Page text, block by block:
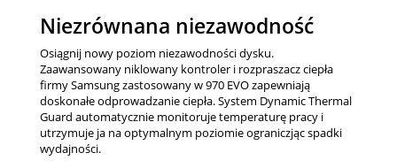
Niezrównana niezawodność
Osiągnij nowy poziom niezawodności dysku.
Zaawansowany niklowany kontroler i rozpraszacz ciepła
firmy Samsung zastosowany w 970 EVO zapewniają
doskonałe odprowadzanie ciepła. System Dynamic Thermal
Guard automatycznie monitoruje temperaturę pracy i
utrzymuje ja na optymalnym poziomie ograniczjąc spadki
wydajności.